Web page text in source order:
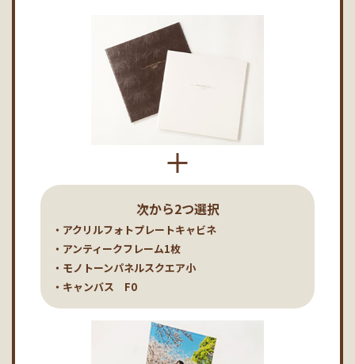
次から2つ選択
・アクリルフォトプレートキャビネ
・アンティークフレーム1枚
・モノトーンパネルスクエア小
・キャンバス F0